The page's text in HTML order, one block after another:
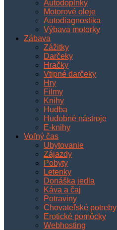
Autodoplnky
Motorové oleje
Autodiagnostika
Výbava motorky
Zábava
Zážitky
Darčeky
Hračky
Vtipné darčeky
Hry
Filmy
Knihy
Hudba
Hudobné nástroje
E-knihy
Voľný čas
Ubytovanie
Zájazdy
Pobyty
Letenky
Donáška jedla
Káva a čaj
Potraviny
Chovateľské potreby
Erotické pomôcky
Webhosting